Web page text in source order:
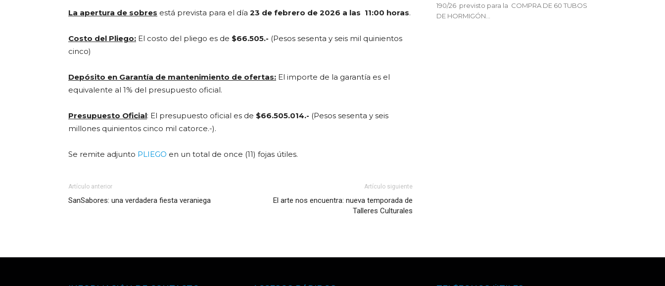
La apertura de sobres está prevista para el día 23 de febrero de 2026 a las 11:00 horas.
Costo del Pliego: El costo del pliego es de $66.505.- (Pesos sesenta y seis mil quinientos
cinco)
Depósito en Garantía de mantenimiento de ofertas: El importe de la garantía es el
equivalente al 1% del presupuesto oficial.
Presupuesto Oficial: El presupuesto oficial es de $66.505.014.- (Pesos sesenta y seis
millones quinientos cinco mil catorce.-).
Se remite adjunto PLIEGO en un total de once (11) fojas útiles.
Artículo anterior
SanSabores: una verdadera fiesta veraniega
Artículo siguiente
El arte nos encuentra: nueva temporada de
Talleres Culturales
190/26 previsto para la COMPRA DE 60 TUBOS
DE HORMIGÓN...